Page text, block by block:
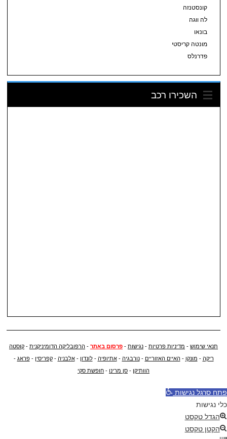
קונסטנזה
לה ווגה
בונאו
מונטה קריסטי
פדרנלס
השכירו רכב
תנאי שימוש - מדיניות פרטיות - נגישות - פרסום באתר - הרפובליקה הדומיניקנית - קוסטה
ריקה - מונקו -האיים האזוריים -נורבגיה -אתיופיה -לונדון -אלבניה -קפריסין -פראג -
הוותיקן - סן מרינו - חופשת סקי
פתח סרגל נגישות
כלי נגישות
הגדל טקסט
הקטן טקסט